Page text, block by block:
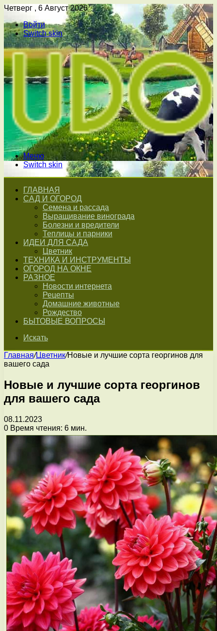
Четверг , 6 Август 2026
Войти
Switch skin
Меню
Switch skin
ГЛАВНАЯ
САД И ОГОРОД
Семена и рассада
Выращивание винограда
Болезни и вредители
Теплицы и парники
ИДЕИ ДЛЯ САДА
Цветник
ТЕХНИКА И ИНСТРУМЕНТЫ
ОГОРОД НА ОКНЕ
РАЗНОЕ
Новости интернета
Рецепты
Домашние животные
Рождество
БЫТОВЫЕ ВОПРОСЫ
Искать
Главная/Цветник/Новые и лучшие сорта георгинов для
вашего сада
Новые и лучшие сорта георгинов
для вашего сада
08.11.2023
0 Время чтения: 6 мин.